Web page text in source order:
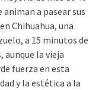
animan a pasear sus
Chihuahua, una
a 15 minutos de
aunque la vieja
fuerza en esta
y la estética a la